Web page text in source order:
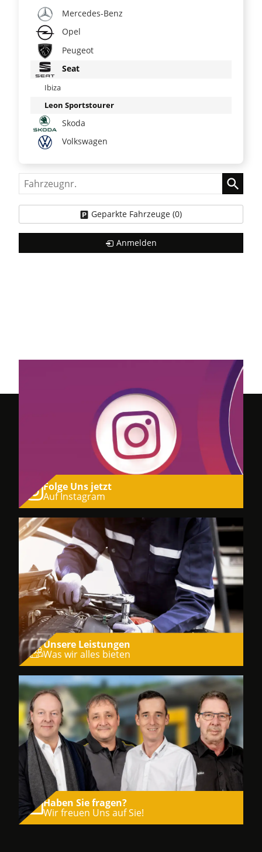
Mercedes-Benz
Opel
Peugeot
Seat
Ibiza
Leon Sportstourer
Skoda
Volkswagen
Fahrzeugnr.
Geparkte Fahrzeuge (0)
Anmelden
Folge Uns jetzt
Auf Instagram
Unsere Leistungen
Was wir alles bieten
Haben Sie fragen?
Wir freuen Uns auf Sie!